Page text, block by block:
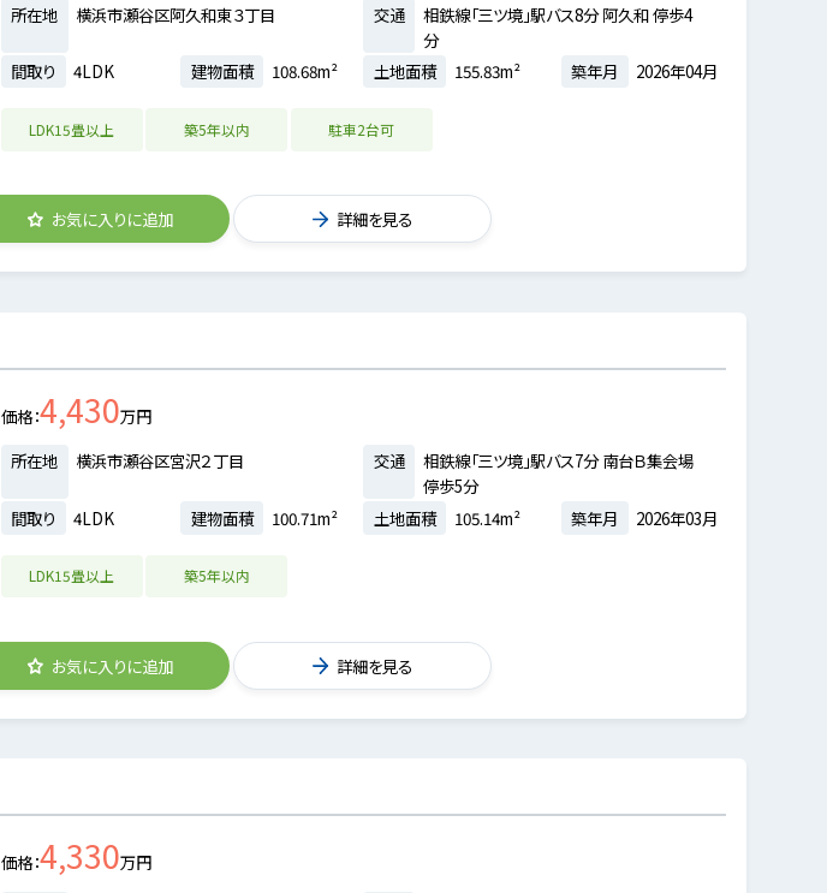
所在地
横浜市瀬谷区阿久和東３丁目 交通
相鉄線「三ツ境」駅バス8分 阿久和 停歩4
分
間取り
4LDK 建物面積 108.68m² 土地面積 155.83m² 築年月 2026年04月
LDK15畳以上 築5年以内 駐車2台可
お気に入りに追加 詳細を見る
価格 4,430万円
所在地
横浜市瀬谷区宮沢２丁目 交通
相鉄線「三ツ境」駅バス7分 南台Ｂ集会場
停歩5分
間取り
4LDK 建物面積 100.71m² 土地面積 105.14m² 築年月 2026年03月
LDK15畳以上 築5年以内
お気に入りに追加 詳細を見る
価格 4,330万円